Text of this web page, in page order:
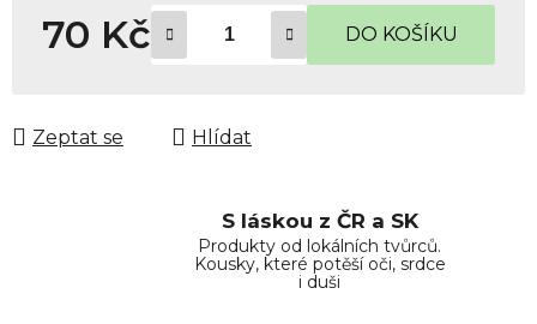
70 Kč DO KOŠÍKU
Zeptat se Hlídat
S láskou z ČR a SK
Produkty od lokálních tvůrců.
Kousky, které potěší oči, srdce
i duši